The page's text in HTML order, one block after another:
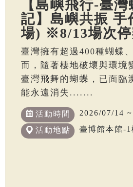
【島嶼飛行-臺
記】島嶼共振 手
場) ※8/13場次
臺灣擁有超過400種蝴蝶
而，隨著棲地破壞與環境
臺灣飛舞的蝴蝶，已面臨
能永遠消失.......
活動時間 2026/07/14
活動地點 臺博館本館-1